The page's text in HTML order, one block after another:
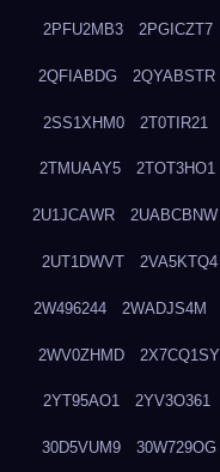
2PFU2MB3 2PGICZT7
2QFIABDG 2QYABSTR
2SS1XHM0 2T0TIR21
2TMUAAY5 2TOT3HO1
2U1JCAWR 2UABCBNW
2UT1DWVT 2VA5KTQ4
2W496244 2WADJS4M
2WV0ZHMD 2X7CQ1SY
2YT95AO1 2YV3O361
30D5VUM9 30W729OG